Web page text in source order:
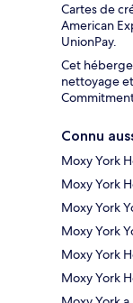
Cartes de
American
UnionPay.
Cet
nettoyage
Connu
Moxy York
Moxy York
Moxy York
Moxy York
Moxy York
Moxy York